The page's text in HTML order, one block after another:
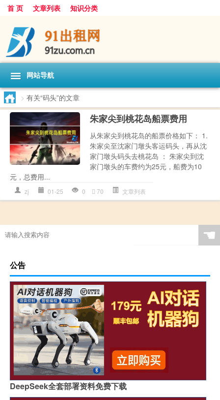
首 页 文章列表 知识分类
网站导航
> 有关“码头”的文章
朱家尖到桃花岛船票费用
从朱家尖到桃花岛的船票价格如下： 1.
朱家尖至沈家门墩头客运码头，再从沈
家门墩头码头去桃花岛 ： 朱家尖到沈
家门墩头的车费约为25元，船费为10
元，总费用...
zj 01-25 0 70 文章列表
☚
公告
DeepSeek全套部署资料免费下载